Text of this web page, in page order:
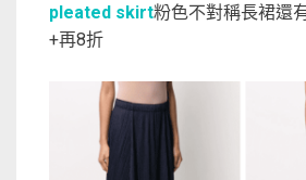
pleated skirt粉色不對稱長裙還
+再8折